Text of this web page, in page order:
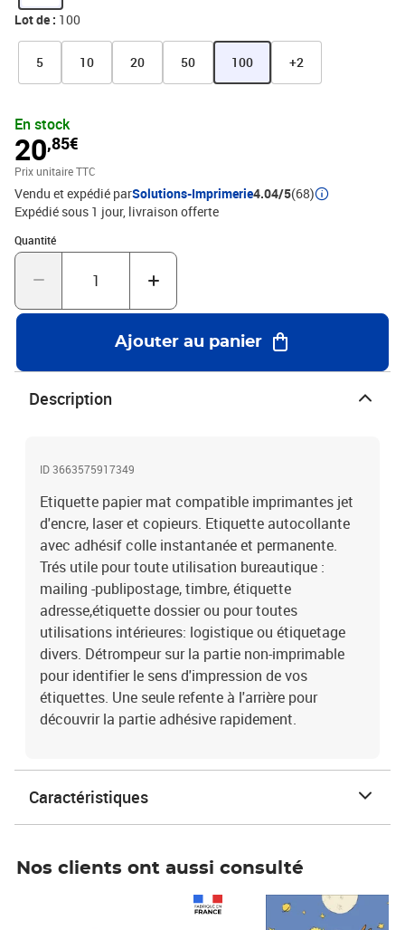
découvrir la partie adhésive rapidement.
Lot de : 100
5 10 20 50 100 +2
En stock
20,85€
Prix unitaire TTC
Vendu et expédié parSolutions-Imprimerie4.04/5(68)
Expédié sous 1 jour livraison offerte
Quantité
Quantité : 1
Ajouter au panier
Description
ID 3663575917349
Etiquette papier mat compatible imprimantes jet
d'encre, laser et copieurs. Etiquette autocollante
avec adhésif colle instantanée et permanente.
Trés utile pour toute utilisation bureautique :
mailing -publipostage, timbre, étiquette
adresse,étiquette dossier ou pour toutes
utilisations intérieures: logistique ou étiquetage
divers. Détrompeur sur la partie non-imprimable
pour identifier le sens d'impression de vos
étiquettes. Une seule refente à l'arrière pour
découvrir la partie adhésive rapidement.
Caractéristiques
Nos clients ont aussi consulté
Prix 7,50€